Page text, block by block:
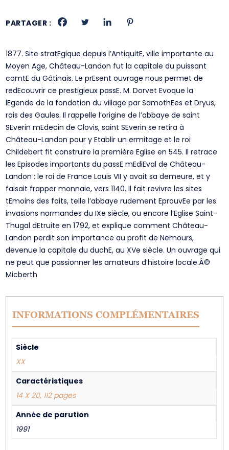
PARTAGER :
1877. Site stratEgique depuis l’AntiquitE, ville importante au
Moyen Age, Château-Landon fut la capitale du puissant
comtE du Gâtinais. Le prEsent ouvrage nous permet de
redEcouvrir ce prestigieux passE. M. Dorvet Evoque la
lEgende de la fondation du village par SamothEes et Dryus,
rois des Gaules. Il rappelle l’origine de l’abbaye de saint
SEverin mEdecin de Clovis, saint SEverin se retira à
Château-Landon pour y Etablir un ermitage et le roi
Childebert fit construire la première Eglise en 545. Il retrace
les Episodes importants du passE mEdiEval de Château-
Landon : le roi de France Louis VII y avait sa demeure, et y
faisait frapper monnaie, vers 1140. Il fait revivre les sites
tEmoins des faits, telle l’abbaye rudement EprouvEe par les
invasions normandes du IXe siècle, ou encore l’Eglise Saint-
Thugal dEtruite en 1792, et explique comment Château-
Landon perdit son importance au profit de Nemours,
devenue la capitale du duchE, au XVe siècle. Un ouvrage qui
ne peut que passionner les amateurs d’histoire locale.Â©
Micberth
INFORMATIONS COMPLÉMENTAIRES
Siècle
XX
Caractéristiques
14 X 20, 112 pages
Année de parution
1991